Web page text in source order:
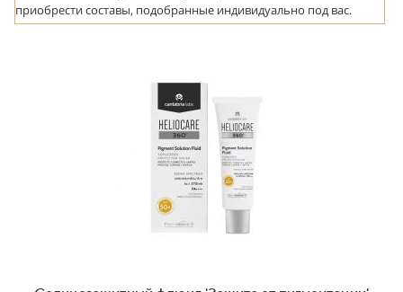
приобрести составы, подобранные индивидуально под вас.